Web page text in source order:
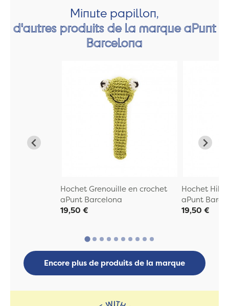
Minute papillon,
d'autres produits de la marque aPunt
Barcelona
Hochet Grenouille en crochet
aPunt Barcelona
19,50 €
Hochet
aPunt
19,50 €
Encore plus de produits de la marque